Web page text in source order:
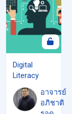
Digital
Literacy
อาจารย์
อภิชาติ